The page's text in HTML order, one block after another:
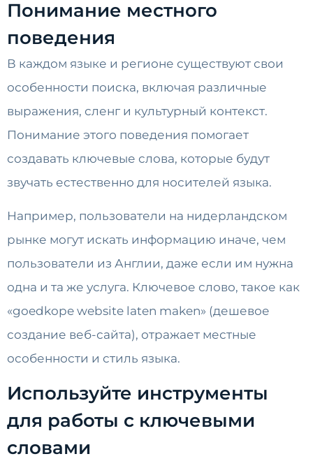
Понимание местного
поведения
В каждом языке и регионе существуют свои
особенности поиска, включая различные
выражения, сленг и культурный контекст.
Понимание этого поведения помогает
создавать ключевые слова, которые будут
звучать естественно для носителей языка.
Например, пользователи на нидерландском
рынке могут искать информацию иначе, чем
пользователи из Англии, даже если им нужна
одна и та же услуга. Ключевое слово, такое как
«goedkope website laten maken» (дешевое
создание веб-сайта), отражает местные
особенности и стиль языка.
Используйте инструменты
для работы с ключевыми
словами